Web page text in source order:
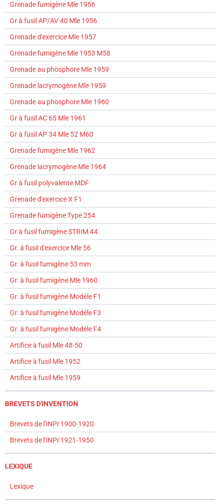
Grenade fumigène Mle 1956
Gr à fusil AP/AV 40 Mle 1956
Grenade d'exercice Mle 1957
Grenade fumigène Mle 1953 M58
Grenade au phosphore Mle 1959
Grenade lacrymogène Mle 1959
Grenade au phosphore Mle 1960
Gr à fusil AC 65 Mle 1961
Gr à fusil AP 34 Mle 52 M60
Grenade fumigène Mle 1962
Grenade lacrymogène Mle 1964
Gr à fusil polyvalente MDF
Grenade d'exercice X F1
Grenade fumigène Type 254
Gr à fusil fumigène STRIM 44
Gr. à fusil d'exercice Mle 56
Gr. à fusil fumigène 53 mm
Gr. à fusil fumigène Mle 1960
Gr. à fusil fumigène Modèle F1
Gr. à fusil fumigène Modèle F3
Gr. à fusil fumigène Modèle F4
Artifice à fusil Mle 48-50
Artifice à fusil Mle 1952
Artifice à fusil Mle 1959
BREVETS D'INVENTION
Brevets de l'INPI 1900-1920
Brevets de l'INPI 1921-1950
LEXIQUE
Lexique